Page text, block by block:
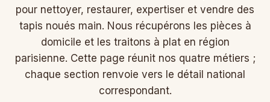
pour nettoyer, restaurer, expertiser et vendre des
tapis noués main. Nous récupérons les pièces à
domicile et les traitons à plat en région
parisienne. Cette page réunit nos quatre métiers ;
chaque section renvoie vers le détail national
correspondant.